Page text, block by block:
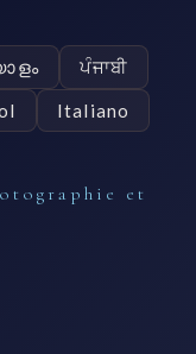
ਪੰਜਾਬੀ
Italiano
et